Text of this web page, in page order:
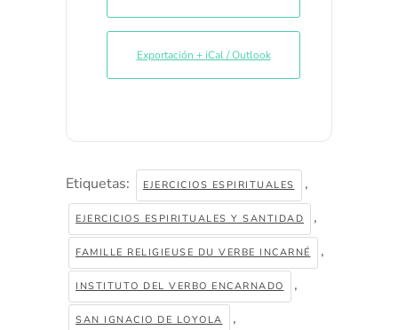
Exportación + iCal / Outlook
Etiquetas: EJERCICIOS ESPIRITUALES ,
EJERCICIOS ESPIRITUALES Y SANTIDAD ,
FAMILLE RELIGIEUSE DU VERBE INCARNÉ ,
INSTITUTO DEL VERBO ENCARNADO ,
SAN IGNACIO DE LOYOLA ,